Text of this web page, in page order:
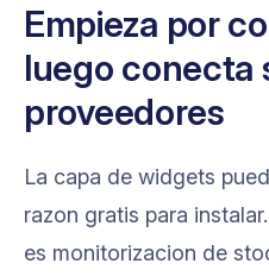
Empieza por
luego conecta
proveedores
La capa de widgets
razon gratis para
es monitorizacion de